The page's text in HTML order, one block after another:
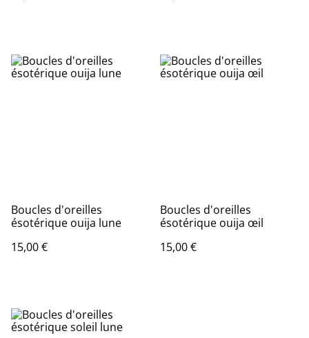
Boucles d'oreilles
ésotérique ouija lune
15,00 €
Boucles d'oreilles
ésotérique ouija œil
15,00 €